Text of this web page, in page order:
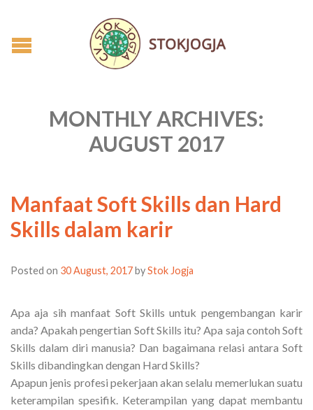
MONTHLY ARCHIVES:
AUGUST 2017
Manfaat Soft Skills dan Hard
Skills dalam karir
Posted on 30 August, 2017byStok Jogja
Apa aja sih manfaat Soft Skills untuk pengembangan karir
anda? Apakah pengertian Soft Skills itu? Apa saja contoh Soft
Skills dalam diri manusia? Dan bagaimana relasi antara Soft
Skills dibandingkan dengan Hard Skills?
Apapun jenis profesi pekerjaan akan selalu memerlukan suatu
keterampilan spesifik. Keterampilan yang dapat membantu